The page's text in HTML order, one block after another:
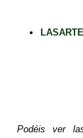
Podéis ver